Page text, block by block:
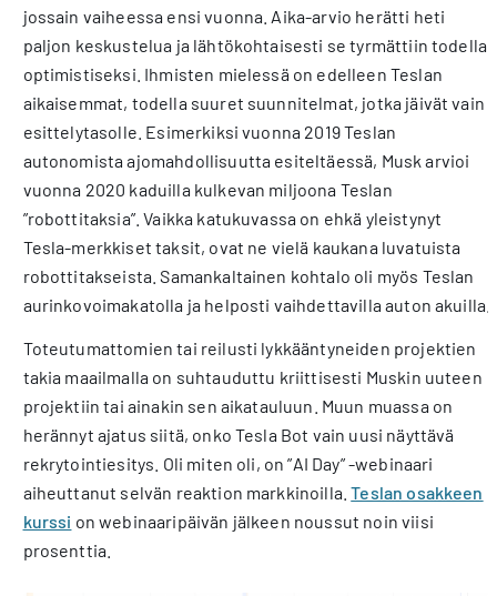
jossain vaiheessa ensi vuonna. Aika-arvio herätti heti
paljon keskustelua ja lähtökohtaisesti se tyrmättiin todella
optimistiseksi. Ihmisten mielessä on edelleen Teslan
aikaisemmat, todella suuret suunnitelmat, jotka jäivät vain
esittelytasolle. Esimerkiksi vuonna 2019 Teslan
autonomista ajomahdollisuutta esiteltäessä, Musk arvioi
vuonna 2020 kaduilla kulkevan miljoona Teslan
”robottitaksia”. Vaikka katukuvassa on ehkä yleistynyt
Tesla-merkkiset taksit, ovat ne vielä kaukana luvatuista
robottitakseista. Samankaltainen kohtalo oli myös Teslan
aurinkovoimakatolla ja helposti vaihdettavilla auton akuilla.
Toteutumattomien tai reilusti lykkääntyneiden projektien
takia maailmalla on suhtauduttu kriittisesti Muskin uuteen
projektiin tai ainakin sen aikatauluun. Muun muassa on
herännyt ajatus siitä, onko Tesla Bot vain uusi näyttävä
rekrytointiesitys. Oli miten oli, on ”AI Day” -webinaari
aiheuttanut selvän reaktion markkinoilla.Teslan osakkeen
kurssi on webinaaripäivän jälkeen noussut noin viisi
prosenttia.